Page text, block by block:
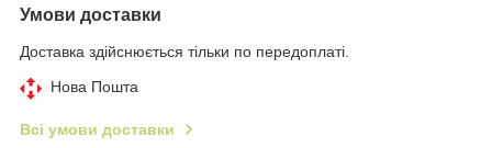
Умови доставки
Доставка здійснюється тільки по передоплаті.
Нова Пошта
Всі умови доставки